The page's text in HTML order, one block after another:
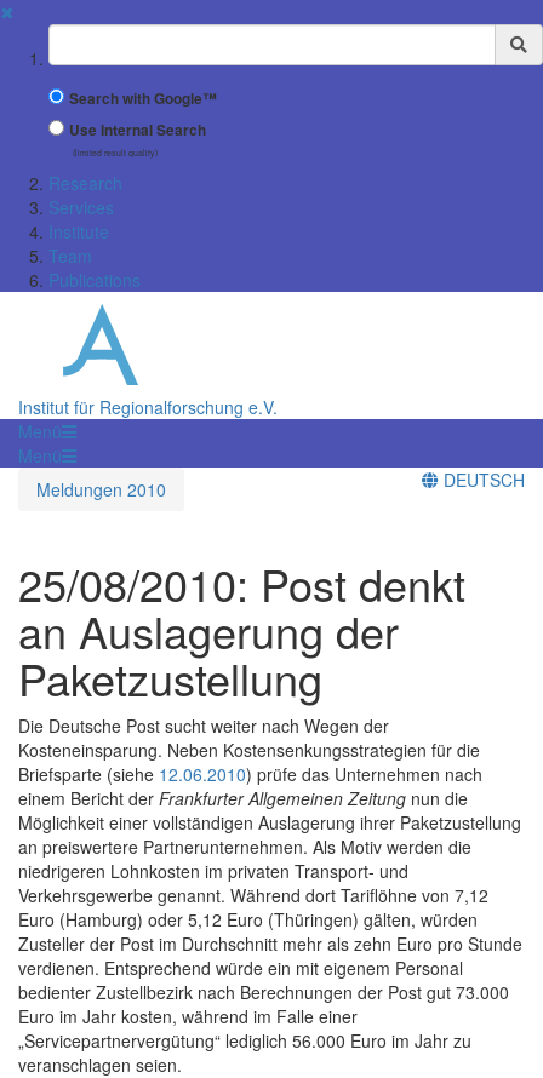
✖
Suchbegriff
Search with Google™
Use Internal Search
(limited result quality)
Research
Services
Institute
Team
Publications
Institut für Regionalforschung e.V.
Menü
Menü
Meldungen 2010
DEUTSCH
25/08/2010: Post denkt
an Auslagerung der
Paketzustellung
Die Deutsche Post sucht weiter nach Wegen der
Kosteneinsparung. Neben Kostensenkungsstrategien für die
Briefsparte (siehe 12.06.2010) prüfe das Unternehmen nach
einem Bericht der Frankfurter Allgemeinen Zeitung nun die
Möglichkeit einer vollständigen Auslagerung ihrer Paketzustellung
an preiswertere Partnerunternehmen. Als Motiv werden die
niedrigeren Lohnkosten im privaten Transport- und
Verkehrsgewerbe genannt. Während dort Tariflöhne von 7,12
Euro (Hamburg) oder 5,12 Euro (Thüringen) gälten, würden
Zusteller der Post im Durchschnitt mehr als zehn Euro pro Stunde
verdienen. Entsprechend würde ein mit eigenem Personal
bedienter Zustellbezirk nach Berechnungen der Post gut 73.000
Euro im Jahr kosten, während im Falle einer
„Servicepartnervergütung“ lediglich 56.000 Euro im Jahr zu
veranschlagen seien.